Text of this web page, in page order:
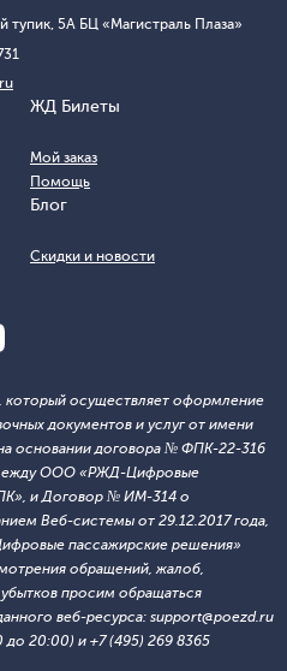
тупик, 5А БЦ «Магистраль Плаза»
ЖД Билеты
Мой заказ
Помощь
Блог
Скидки и новости
который осуществляет оформление
документов и услуг от имени
основании договора № ФПК-22-316
между ООО «РЖД-Цифровые
и Договор № ИМ-314 о
Веб-системы от 29.12.2017 года,
пассажирские решения»
обращений, жалоб,
просим обращаться
веб-ресурса: support@poezd.ru
до 20:00) и +7 (495) 269 8365